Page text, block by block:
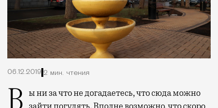
06.12.2019 2 мин. чтения